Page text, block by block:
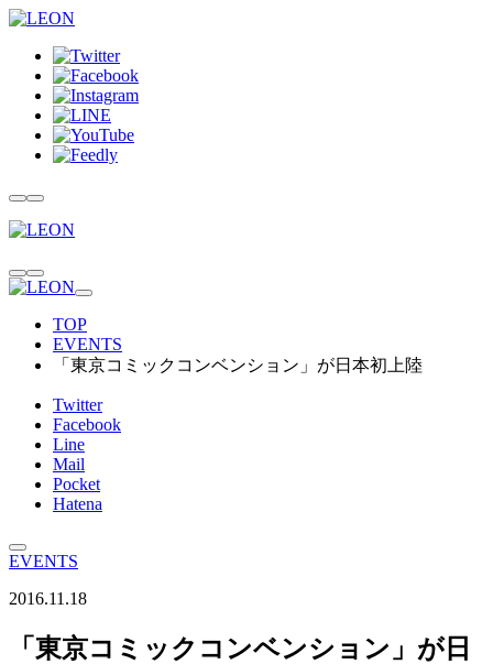
TOP
EVENTS
「東京コミックコンベンション」が日本初上陸
Twitter
Facebook
Line
Mail
Pocket
Hatena
EVENTS
2016.11.18
「東京コミックコンベンション」が日